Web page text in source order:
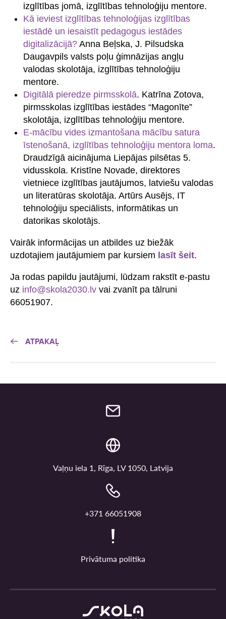
izglītības jomā, izglītības tehnoloģiju mentore.
Kā ieviest izglītības tehnoloģijas izglītības
iestādē un iesaistīt pedagogus iestādes
digitalizācijā?Anna Beļska, J. Pilsudska
Daugavpils valsts poļu ģimnāzijas angļu
valodas skolotāja, izglītības tehnoloģiju
mentore.
Digitālā pieredze pirmsskolā. Katrīna Zotova,
pirmsskolas izglītības iestādes “Magonīte”
skolotāja, izglītības tehnoloģiju mentore.
E-mācību vides izmantošana mācību satura
īstenošanā, izglītības tehnoloģiju mentora loma.
Draudzīgā aicinājuma Liepājas pilsētas 5.
vidusskola. Kristīne Novade, direktores
vietniece izglītības jautājumos, latviešu valodas
un literatūras skolotāja. Artūrs Ausējs, IT
tehnoloģiju speciālists, informātikas un
datorikas skolotājs.
Vairāk informācijas un atbildes uz biežāk
uzdotajiem jautājumiem par kursiem lasīt šeit.
Ja rodas papildu jautājumi, lūdzam rakstīt e-pastu
uz info@skola2030.lv vai zvanīt pa tālruni
66051907.
ATPAKAĻ
Vaļņu iela 1, Rīga, LV 1050, Latvija
+371 66051908
Privātuma politika